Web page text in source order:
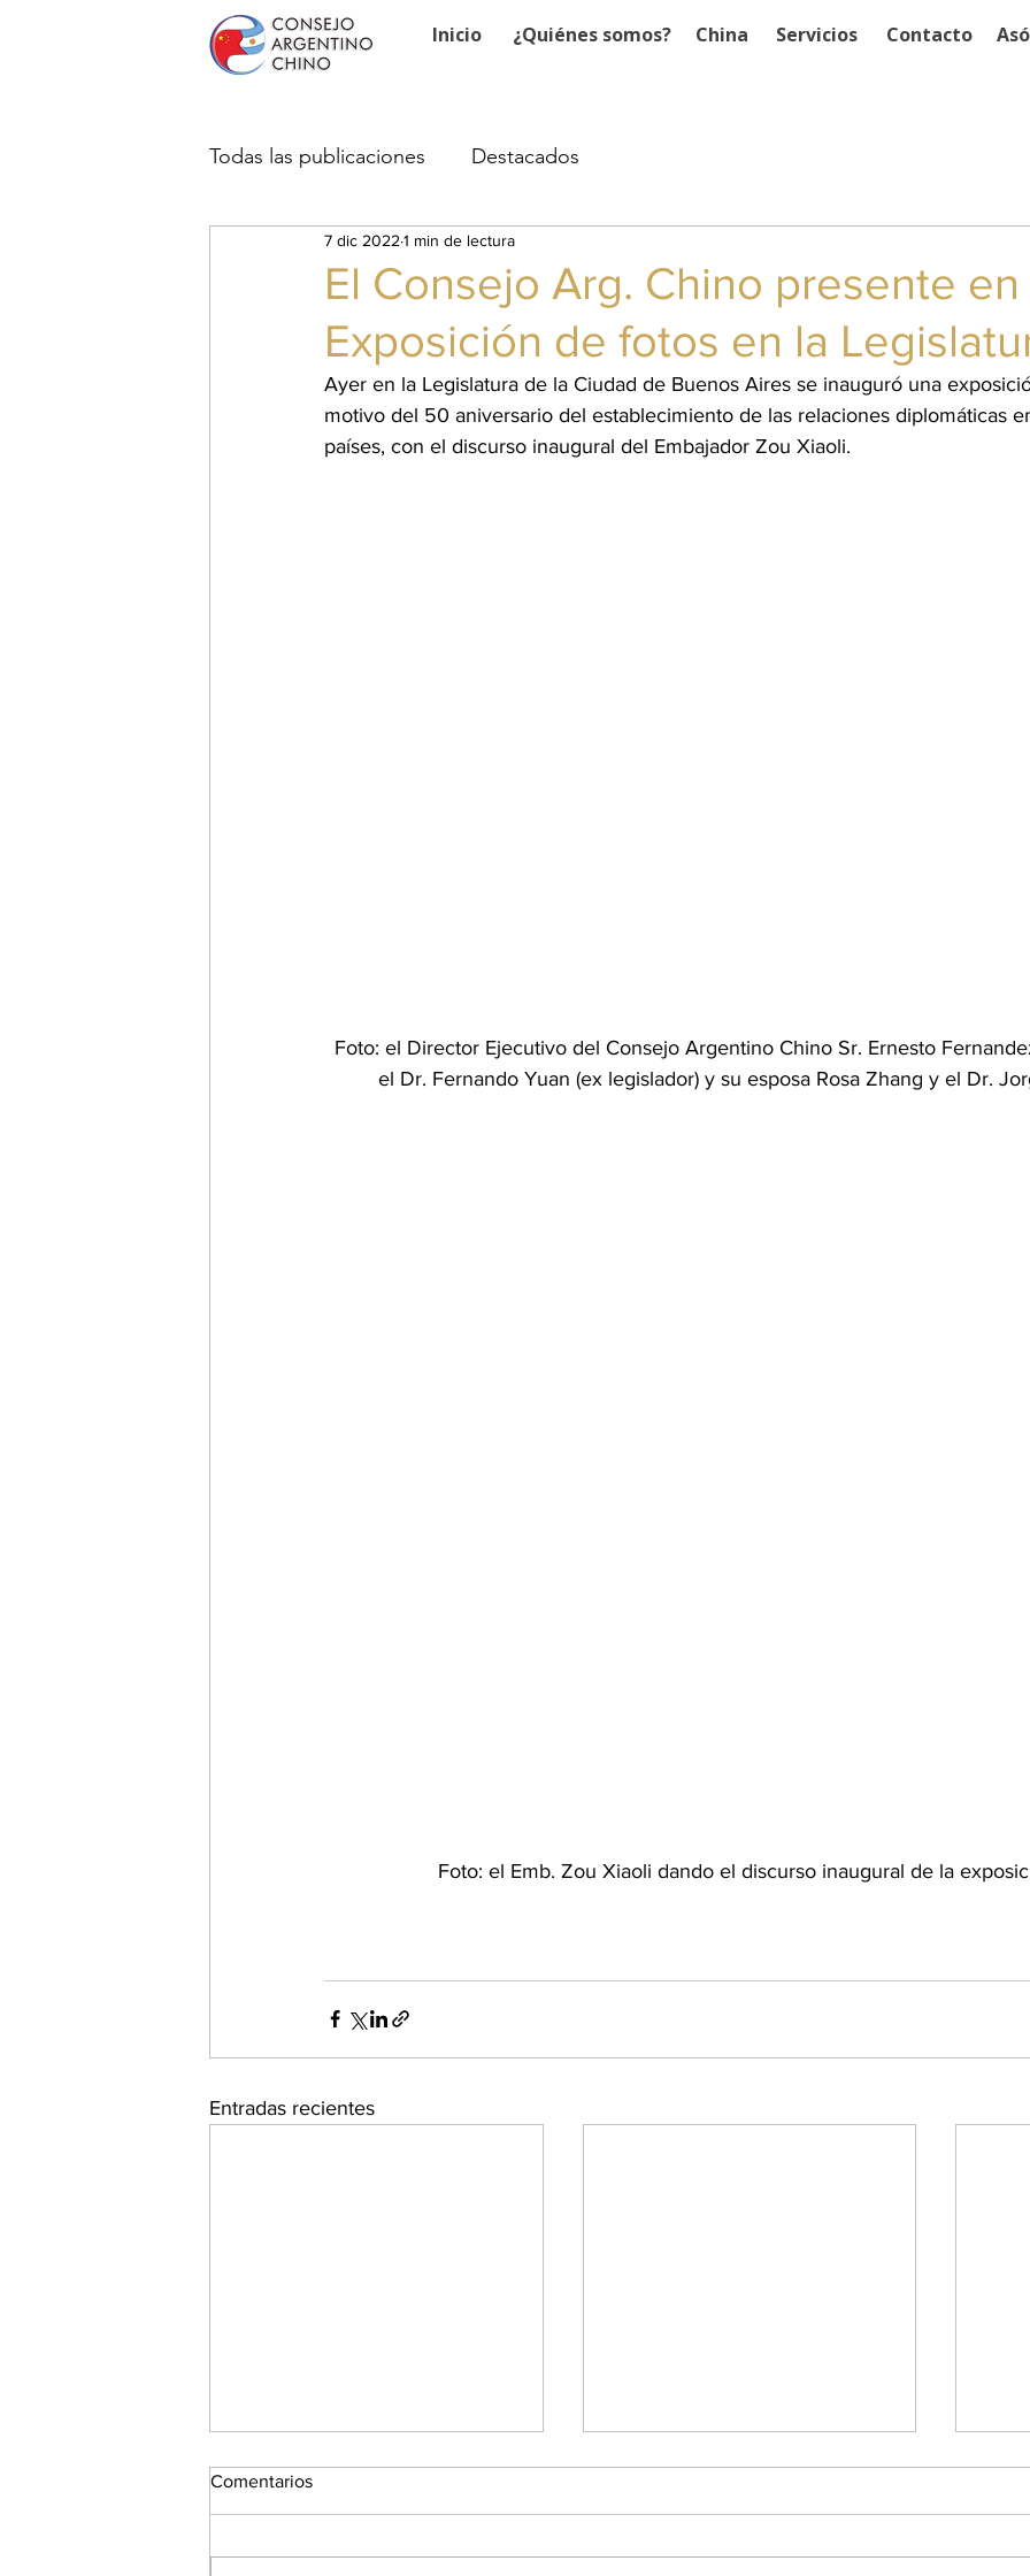
Inicio ¿Quiénes somos? China Servicios Contacto
Todas las publicaciones Destacados
El Consejo Arg. Chino presente en
Exposición de fotos en la
7 dic 2022 1 min de lectura
Ayer en la Legislatura de la Ciudad de Buenos Aires se inauguró una
motivo del 50 aniversario del establecimiento de las relaciones diplomáticas
países, con el discurso inaugural del Embajador Zou Xiaoli.
Foto: el Director Ejecutivo del Consejo Argentino Chino Sr. Ernesto
el Dr. Fernando Yuan (ex legislador) y su esposa Rosa Zhang y el Dr.
Foto: el Emb. Zou Xiaoli dando el discurso inaugural de la
Entradas recientes
Comentarios